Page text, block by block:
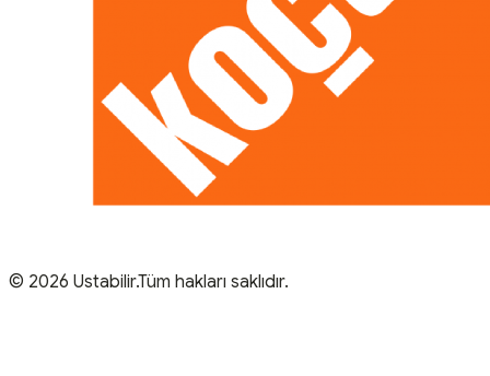
© 2026 Ustabilir.Tüm hakları saklıdır.